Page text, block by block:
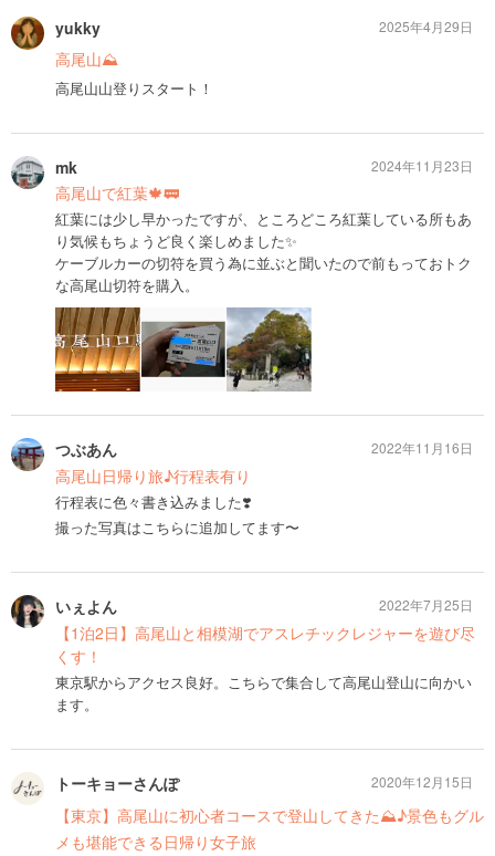
yukky
高尾山⛰️
高尾山山登りスタート！
2025年4月29日
mk
高尾山で紅葉🍁🚃
紅葉には少し早かったですが、ところどころ紅葉している所もあ
り気候もちょうど良く楽しめました✨
ケーブルカーの切符を買う為に並ぶと聞いたので前もっておトク
な高尾山切符を購入。
2024年11月23日
つぶあん
高尾山日帰り旅♪行程表有り
行程表に色々書き込みました❣️
撮った写真はこちらに追加してます〜
2022年11月16日
いぇよん
【1泊2日】高尾山と相模湖でアスレチックレジャーを遊び尽
くす！
東京駅からアクセス良好。こちらで集合して高尾山登山に向かい
ます。
2022年7月25日
トーキョーさんぽ
【東京】高尾山に初心者コースで登山してきた⛰️♪景色もグル
メも堪能できる日帰り女子旅
2020年12月15日